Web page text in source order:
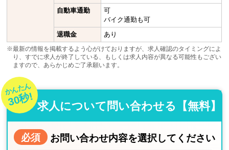
自動車通勤
可
バイク通勤も可
退職金
あり
※最新の情報を掲載するよう心がけておりますが、求人確認のタイミングによ
り、すでに求人が終了している、もしくは求人内容が異なる可能性もござい
ますので、あらかじめご了承願います。
かんたん
30秒! 求人について問い合わせる【無料】
必須 お問い合わせ内容を選択してください